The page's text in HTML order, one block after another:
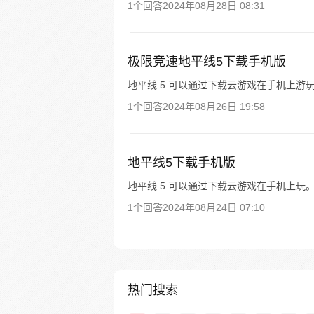
1个回答2024年08月28日 08:31
极限竞速地平线5下载手机版
地平线 5 可以通过下载云游戏在手机上游
1个回答2024年08月26日 19:58
地平线5下载手机版
地平线 5 可以通过下载云游戏在手机上玩
1个回答2024年08月24日 07:10
热门搜索